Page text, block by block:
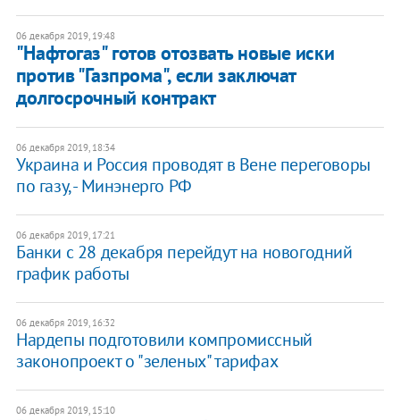
06 декабря 2019, 19:48
"Нафтогаз" готов отозвать новые иски
против "Газпрома", если заключат
долгосрочный контракт
06 декабря 2019, 18:34
Украина и Россия проводят в Вене переговоры
по газу, - Минэнерго РФ
06 декабря 2019, 17:21
Банки с 28 декабря перейдут на новогодний
график работы
06 декабря 2019, 16:32
Нардепы подготовили компромиссный
законопроект о "зеленых" тарифах
06 декабря 2019, 15:10